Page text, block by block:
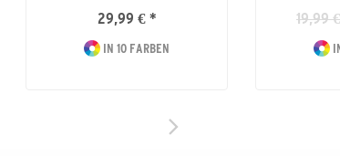
29,99 € *
IN 10 FARBEN
19,99